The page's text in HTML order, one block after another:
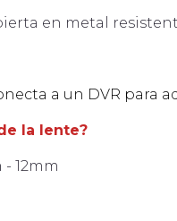
en metal
a un DVR para
la lente?
12mm